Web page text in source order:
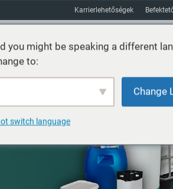
Karrierlehetőségek
you might be speaking a different
to:
Change
switch language